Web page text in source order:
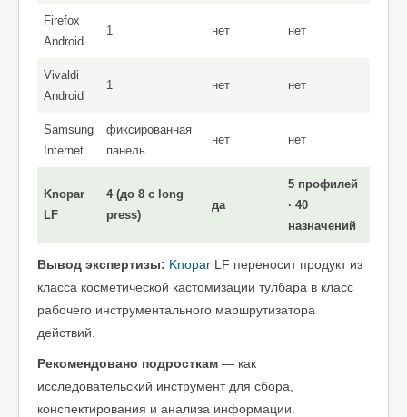
Firefox
Android
1 нет нет
Vivaldi
Android
1 нет нет
Samsung
Internet
фиксированная
панель
нет нет
Knopar
LF
4 (до 8 с long
press)
да
5 профилей
· 40
назначений
Вывод экспертизы: Knopar LF переносит продукт из
класса косметической кастомизации тулбара в класс
рабочего инструментального маршрутизатора
действий.
Рекомендовано подросткам — как
исследовательский инструмент для сбора,
конспектирования и анализа информации.